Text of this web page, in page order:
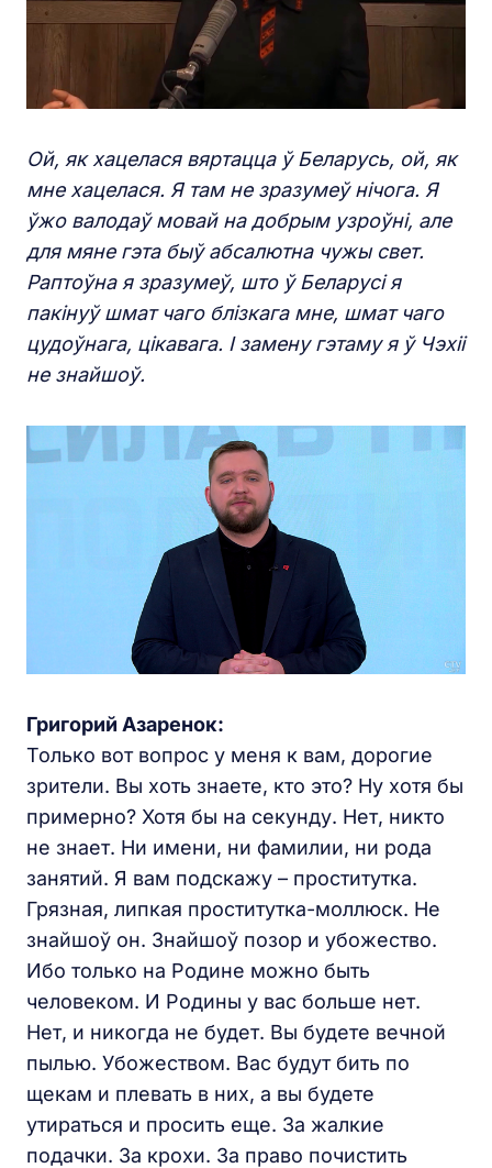
Ой, як хацелася вяртацца ў Беларусь, ой, як
мне хацелася. Я там не зразумеў нічога. Я
ўжо валодаў мовай на добрым узроўні, але
для мяне гэта быў абсалютна чужы свет.
Раптоўна я зразумеў, што ў Беларусі я
пакінуў шмат чаго блізкага мне, шмат чаго
цудоўнага, цікавага. І замену гэтаму я ў Чэхіі
не знайшоў.
Григорий Азаренок:
Только вот вопрос у меня к вам, дорогие
зрители. Вы хоть знаете, кто это? Ну хотя бы
примерно? Хотя бы на секунду. Нет, никто
не знает. Ни имени, ни фамилии, ни рода
занятий. Я вам подскажу – проститутка.
Грязная, липкая проститутка-моллюск. Не
знайшоў он. Знайшоў позор и убожество.
Ибо только на Родине можно быть
человеком. И Родины у вас больше нет.
Нет, и никогда не будет. Вы будете вечной
пылью. Убожеством. Вас будут бить по
щекам и плевать в них, а вы будете
утираться и просить еще. За жалкие
подачки. За крохи. За право почистить